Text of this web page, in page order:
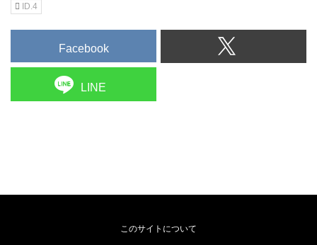
ID.4
Facebook
LINE
このサイトについて